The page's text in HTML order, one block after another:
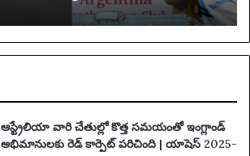
బ
డిం
ది
యాక్సెస్ పరిమితం
ఆస్ట్రేలియా వారి చేతుల్లో కొత్త సమయంతో ఇంగ్లాండ్
అభిమానులకు రెడ్ కార్పెట్ పరిచింది | యాషెస్ 2025-